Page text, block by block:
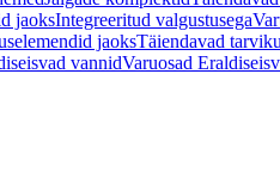
jaoksIntegreeritud valgustusega
jaoksTäiendavad
vannidVaruosad